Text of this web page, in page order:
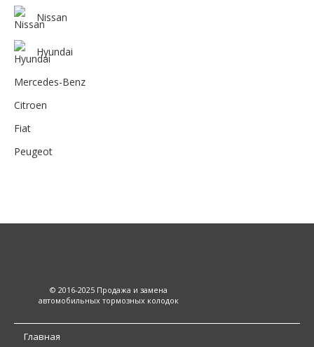
Nissan
Hyundai
Mercedes-Benz
Citroen
Fiat
Peugeot
© 2016-2025 Продажа и замена
автомобильных тормозных колодок
Главная